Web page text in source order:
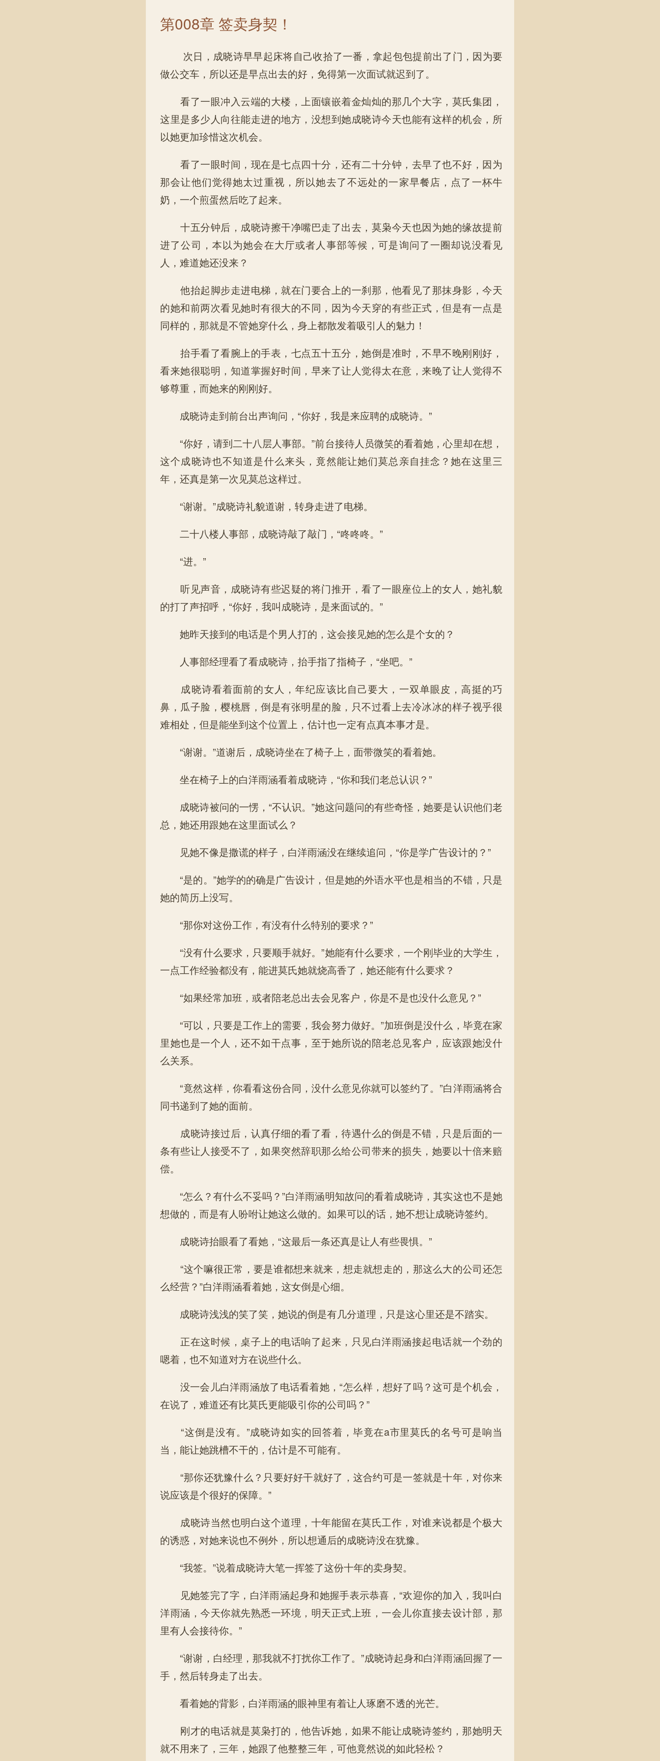
第008章 签卖身契！
次日，成晓诗早早起床将自己收拾了一番，拿起包包提前出了门，因为要
做公交车，所以还是早点出去的好，免得第一次面试就迟到了。
看了一眼冲入云端的大楼，上面镶嵌着金灿灿的那几个大字，莫氏集团，
这里是多少人向往能走进的地方，没想到她成晓诗今天也能有这样的机会，所
以她更加珍惜这次机会。
看了一眼时间，现在是七点四十分，还有二十分钟，去早了也不好，因为
那会让他们觉得她太过重视，所以她去了不远处的一家早餐店，点了一杯牛
奶，一个煎蛋然后吃了起来。
十五分钟后，成晓诗擦干净嘴巴走了出去，莫枭今天也因为她的缘故提前
进了公司，本以为她会在大厅或者人事部等候，可是询问了一圈却说没看见
人，难道她还没来？
他抬起脚步走进电梯，就在门要合上的一刹那，他看见了那抹身影，今天
的她和前两次看见她时有很大的不同，因为今天穿的有些正式，但是有一点是
同样的，那就是不管她穿什么，身上都散发着吸引人的魅力！
抬手看了看腕上的手表，七点五十五分，她倒是准时，不早不晚刚刚好，
看来她很聪明，知道掌握好时间，早来了让人觉得太在意，来晚了让人觉得不
够尊重，而她来的刚刚好。
成晓诗走到前台出声询问，“你好，我是来应聘的成晓诗。”
“你好，请到二十八层人事部。”前台接待人员微笑的看着她，心里却在想，
这个成晓诗也不知道是什么来头，竟然能让她们莫总亲自挂念？她在这里三
年，还真是第一次见莫总这样过。
“谢谢。”成晓诗礼貌道谢，转身走进了电梯。
二十八楼人事部，成晓诗敲了敲门，“咚咚咚。”
“进。”
听见声音，成晓诗有些迟疑的将门推开，看了一眼座位上的女人，她礼貌
的打了声招呼，“你好，我叫成晓诗，是来面试的。”
她昨天接到的电话是个男人打的，这会接见她的怎么是个女的？
人事部经理看了看成晓诗，抬手指了指椅子，“坐吧。”
成晓诗看着面前的女人，年纪应该比自己要大，一双单眼皮，高挺的巧
鼻，瓜子脸，樱桃唇，倒是有张明星的脸，只不过看上去冷冰冰的样子视乎很
难相处，但是能坐到这个位置上，估计也一定有点真本事才是。
“谢谢。”道谢后，成晓诗坐在了椅子上，面带微笑的看着她。
坐在椅子上的白洋雨涵看着成晓诗，“你和我们老总认识？”
成晓诗被问的一愣，“不认识。”她这问题问的有些奇怪，她要是认识他们老
总，她还用跟她在这里面试么？
见她不像是撒谎的样子，白洋雨涵没在继续追问，“你是学广告设计的？”
“是的。”她学的的确是广告设计，但是她的外语水平也是相当的不错，只是
她的简历上没写。
“那你对这份工作，有没有什么特别的要求？”
“没有什么要求，只要顺手就好。”她能有什么要求，一个刚毕业的大学生，
一点工作经验都没有，能进莫氏她就烧高香了，她还能有什么要求？
“如果经常加班，或者陪老总出去会见客户，你是不是也没什么意见？”
“可以，只要是工作上的需要，我会努力做好。”加班倒是没什么，毕竟在家
里她也是一个人，还不如干点事，至于她所说的陪老总见客户，应该跟她没什
么关系。
“竟然这样，你看看这份合同，没什么意见你就可以签约了。”白洋雨涵将合
同书递到了她的面前。
成晓诗接过后，认真仔细的看了看，待遇什么的倒是不错，只是后面的一
条有些让人接受不了，如果突然辞职那么给公司带来的损失，她要以十倍来赔
偿。
“怎么？有什么不妥吗？”白洋雨涵明知故问的看着成晓诗，其实这也不是她
想做的，而是有人吩咐让她这么做的。如果可以的话，她不想让成晓诗签约。
成晓诗抬眼看了看她，“这最后一条还真是让人有些畏惧。”
“这个嘛很正常，要是谁都想来就来，想走就想走的，那这么大的公司还怎
么经营？”白洋雨涵看着她，这女倒是心细。
成晓诗浅浅的笑了笑，她说的倒是有几分道理，只是这心里还是不踏实。
正在这时候，桌子上的电话响了起来，只见白洋雨涵接起电话就一个劲的
嗯着，也不知道对方在说些什么。
没一会儿白洋雨涵放了电话看着她，“怎么样，想好了吗？这可是个机会，
在说了，难道还有比莫氏更能吸引你的公司吗？”
“这倒是没有。”成晓诗如实的回答着，毕竟在a市里莫氏的名号可是响当
当，能让她跳槽不干的，估计是不可能有。
“那你还犹豫什么？只要好好干就好了，这合约可是一签就是十年，对你来
说应该是个很好的保障。”
成晓诗当然也明白这个道理，十年能留在莫氏工作，对谁来说都是个极大
的诱惑，对她来说也不例外，所以想通后的成晓诗没在犹豫。
“我签。”说着成晓诗大笔一挥签了这份十年的卖身契。
见她签完了字，白洋雨涵起身和她握手表示恭喜，“欢迎你的加入，我叫白
洋雨涵，今天你就先熟悉一环境，明天正式上班，一会儿你直接去设计部，那
里有人会接待你。”
“谢谢，白经理，那我就不打扰你工作了。”成晓诗起身和白洋雨涵回握了一
手，然后转身走了出去。
看着她的背影，白洋雨涵的眼神里有着让人琢磨不透的光芒。
刚才的电话就是莫枭打的，他告诉她，如果不能让成晓诗签约，那她明天
就不用来了，三年，她跟了他整整三年，可他竟然说的如此轻松？